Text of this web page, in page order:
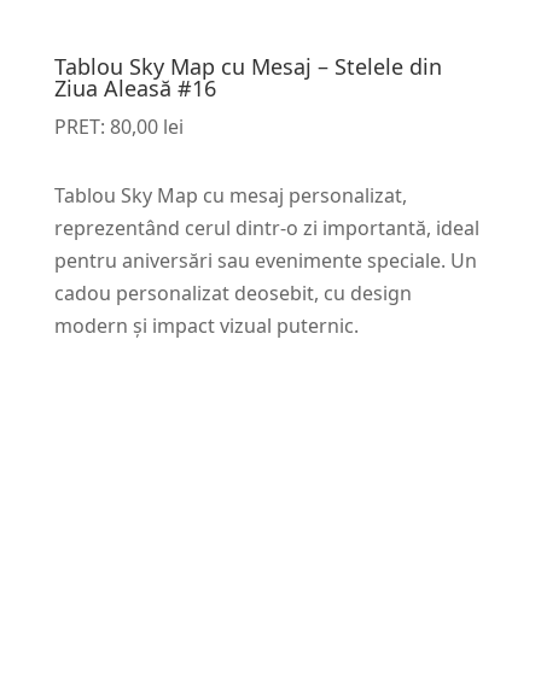
Tablou Sky Map cu Mesaj – Stelele din
Ziua Aleasă #16
PRET: 80,00 lei
Tablou Sky Map cu mesaj personalizat,
reprezentând cerul dintr-o zi importantă, ideal
pentru aniversări sau evenimente speciale. Un
cadou personalizat deosebit, cu design
modern și impact vizual puternic.